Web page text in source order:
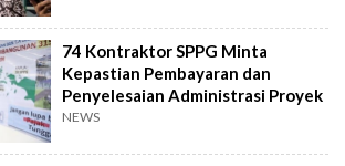
74 Kontraktor SPPG Minta
Kepastian Pembayaran dan
Penyelesaian Administrasi Proyek
NEWS